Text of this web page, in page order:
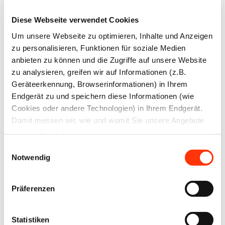
Diese Webseite verwendet Cookies
Um unsere Webseite zu optimieren, Inhalte und Anzeigen
zu personalisieren, Funktionen für soziale Medien
anbieten zu können und die Zugriffe auf unsere Website
zu analysieren, greifen wir auf Informationen (z.B.
Geräteerkennung, Browserinformationen) in Ihrem
Endgerät zu und speichern diese Informationen (wie
Cookies oder andere Technologien) in Ihrem Endgerät.
Damit messen wir, wie und womit Sie unsere Angebote
Werbung und Analysen weiter. Ihre Daten können mit
mehreren ausgewählten Partnern geteilt werden, die sich
je nach unseren aktuellen Geschäftsbeziehungen ändern
können. Indem Sie „Alle zulassen“ klicken, stimmen Sie
und Datenverarbeitung zu.
Notwendig
Präferenzen
Statistiken
Benutzername oder E-Mail-Adresse
Zurück zum Anmeldeformular
Ansprechpartner